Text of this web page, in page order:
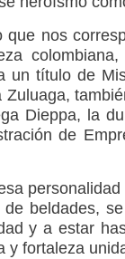
que nos
un título de
Zuluaga,
Dieppa, la
de
de beldades,
y a estar
y fortaleza